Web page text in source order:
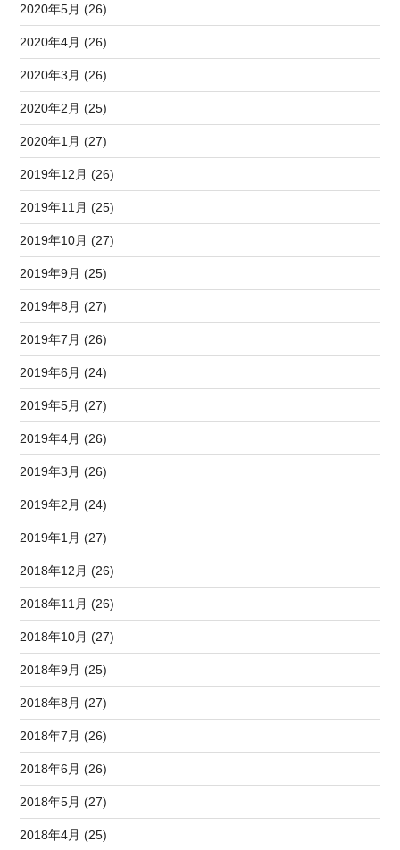
2020年5月 (26)
2020年4月 (26)
2020年3月 (26)
2020年2月 (25)
2020年1月 (27)
2019年12月 (26)
2019年11月 (25)
2019年10月 (27)
2019年9月 (25)
2019年8月 (27)
2019年7月 (26)
2019年6月 (24)
2019年5月 (27)
2019年4月 (26)
2019年3月 (26)
2019年2月 (24)
2019年1月 (27)
2018年12月 (26)
2018年11月 (26)
2018年10月 (27)
2018年9月 (25)
2018年8月 (27)
2018年7月 (26)
2018年6月 (26)
2018年5月 (27)
2018年4月 (25)